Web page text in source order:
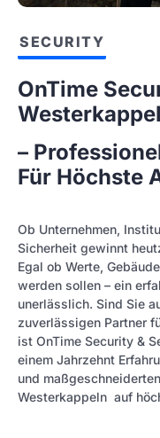
SECURITY
OnTime
–
Für Höchste
Ob Unternehmen,
Sicherheit gewinnt
Egal ob Werte,
werden sollen – ein
unerlässlich. Sind Sie
zuverlässigen Partner
ist OnTime Security &
einem Jahrzehnt
und
Westerkappeln auf